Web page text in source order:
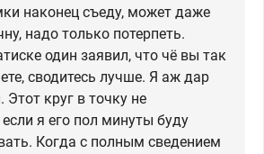
наконец съеду, может даже
надо только потерпеть.
один заявил, что чё вы так
сводитесь лучше. Я аж дар
Этот круг в точку не
если я его пол минуты буду
Когда с полным сведением